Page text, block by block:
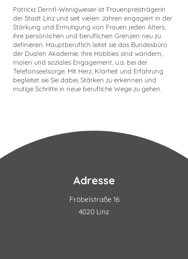
Patricia Derntl-Wenigwieser ist Frauenpreisträgerin
der Stadt Linz und seit vielen Jahren engagiert in der
Stärkung und Ermutigung von Frauen jeden Alters,
ihre persönlichen und beruflichen Grenzen neu zu
definieren. Hauptberuflich leitet sie das Bundesbüro
der Dualen Akademie. Ihre Hobbies sind wandern,
malen und soziales Engagement, u.a. bei der
Telefonseelsorge. Mit Herz, Klarheit und Erfahrung
begleitet sie Sie dabei, Stärken zu erkennen und
mutige Schritte in neue berufliche Wege zu gehen.
Adresse
Fröbelstraße 16
4020 Linz